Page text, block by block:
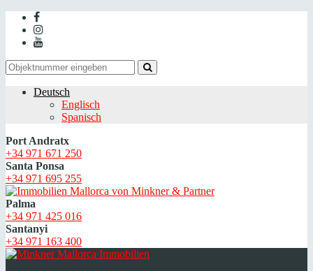
Deutsch
Englisch
Spanisch
Port Andratx
+34 971 671 250
Santa Ponsa
+34 971 695 255
Palma
+34 971 425 016
Santanyi
+34 971 163 400